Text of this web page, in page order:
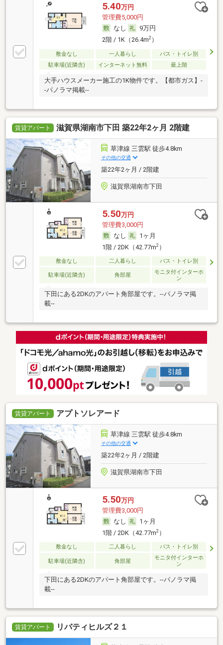
5.40万円
管理費5,000円
なし
9万円
2階 / 1K（26.4m2）
敷金なし 一人暮らし
バス・トイレ別
駐車場(近隣含)
インターネット無料 最上階
大手ハウスメーカー施工の1K物件です。【都市ガス】-
-パノラマ掲載--
賃貸アパート 滋賀県湖南市下田 築22年2ヶ月 2階建
草津線 三雲駅 徒歩4.8km
その他の交通
築22年2ヶ月 / 2階建
滋賀県湖南市下田
5.50万円
管理費3,000円
なし
1ヶ月
1階 / 2DK（42.77m2）
敷金なし 二人暮らし バス・トイレ別
駐車場(近隣含) 角部屋
モニタ付インターホ
ン
下田にある2DKのアパート角部屋です。--パノラマ掲
載--
賃貸アパート アプトソレアード
草津線 三雲駅 徒歩4.8km
その他の交通
築22年2ヶ月 / 2階建
滋賀県湖南市下田
5.50万円
管理費3,000円
なし
1ヶ月
1階 / 2DK（42.77m2）
敷金なし 二人暮らし バス・トイレ別
駐車場(近隣含) 角部屋
モニタ付インターホ
ン
下田にある2DKのアパート角部屋です。--パノラマ掲
載--
賃貸アパート リバティヒルズ２１